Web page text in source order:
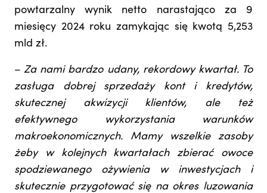
powtarzalny wynik netto narastająco za 9
miesięcy 2024 roku zamykając się kwotą 5,253
mld zł.
– Za nami bardzo udany, rekordowy kwartał. To
zasługa dobrej sprzedaży kont i kredytów,
skutecznej akwizycji klientów, ale też
efektywnego wykorzystania warunków
makroekonomicznych. Mamy wszelkie zasoby
żeby w kolejnych kwartałach zbierać owoce
spodziewanego ożywienia w inwestycjach i
skutecznie przygotować się na okres luzowania